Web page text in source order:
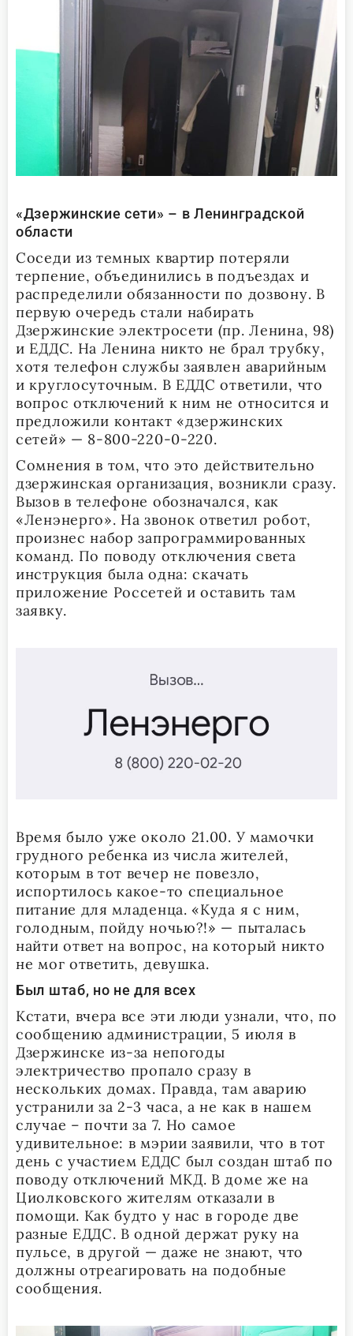
«Дзержинские сети» – в Ленинградской
области
Соседи из темных квартир потеряли
терпение, объединились в подъездах и
распределили обязанности по дозвону. В
первую очередь стали набирать
Дзержинские электросети (пр. Ленина, 98)
и ЕДДС. На Ленина никто не брал трубку,
хотя телефон службы заявлен аварийным
и круглосуточным. В ЕДДС ответили, что
вопрос отключений к ним не относится и
предложили контакт «дзержинских
сетей» — 8-800-220-0-220.
Сомнения в том, что это действительно
дзержинская организация, возникли сразу.
Вызов в телефоне обозначался, как
«Ленэнерго». На звонок ответил робот,
произнес набор запрограммированных
команд. По поводу отключения света
инструкция была одна: скачать
приложение Россетей и оставить там
заявку.
Время было уже около 21.00. У мамочки
грудного ребенка из числа жителей,
которым в тот вечер не повезло,
испортилось какое-то специальное
питание для младенца. «Куда я с ним,
голодным, пойду ночью?!» — пыталась
найти ответ на вопрос, на который никто
не мог ответить, девушка.
Был штаб, но не для всех
Кстати, вчера все эти люди узнали, что, по
сообщению администрации, 5 июля в
Дзержинске из-за непогоды
электричество пропало сразу в
нескольких домах. Правда, там аварию
устранили за 2-3 часа, а не как в нашем
случае – почти за 7. Но самое
удивительное: в мэрии заявили, что в тот
день с участием ЕДДС был создан штаб по
поводу отключений МКД. В доме же на
Циолковского жителям отказали в
помощи. Как будто у нас в городе две
разные ЕДДС. В одной держат руку на
пульсе, в другой — даже не знают, что
должны отреагировать на подобные
сообщения.